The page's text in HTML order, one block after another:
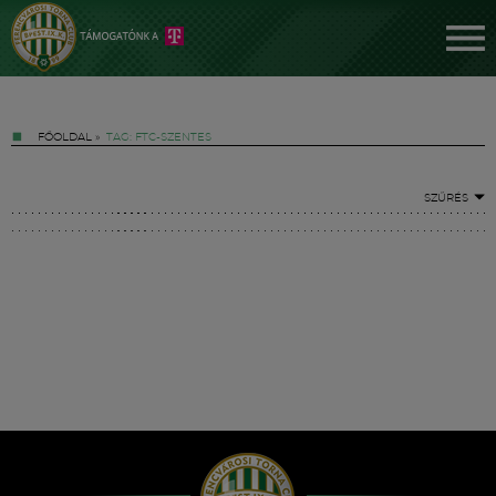
FŐOLDAL » TAG: FTC-SZENTES
SZŰRÉS
Hírek